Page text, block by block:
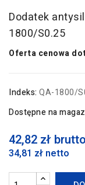
Dodatek
1800/S0.25
Oferta cenowa
Indeks: QA-1800/
Dostępne na
42,82 zł brutto
34,81 zł netto